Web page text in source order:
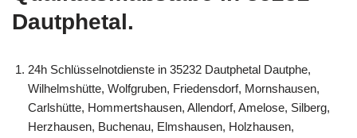
Dautphetal.
24h Schlüsselnotdienste in 35232 Dautphetal Dautphe,
Wilhelmshütte, Wolfgruben, Friedensdorf, Mornshausen,
Carlshütte, Hommertshausen, Allendorf, Amelose, Silberg,
Herzhausen, Buchenau, Elmshausen, Holzhausen,